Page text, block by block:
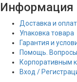
Информация
Доставка и
Упаковка товара
Гарантия и
Помощь.
Корпоративным
Вход /